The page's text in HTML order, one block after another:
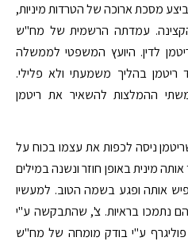
מסכת ארוכה של הטרדות מיניות,
הקצינה. עמדתה הרשמית של מח"ש
לדין. היועץ המשפטי לממשלה
ריטמן בהליך משמעתי ולא פלילי.
ההמלצות להשאיר את ריטמן
ניסה לכפות את עצמו בכוח על
מינית באופן חוזר ונשנה במילים
אותה ופגע בשמה הטוב. למעשיו
נתמכו בראיות. צ', שהתבקשה ע"י
ע"י בודק מומחה של מח"ש